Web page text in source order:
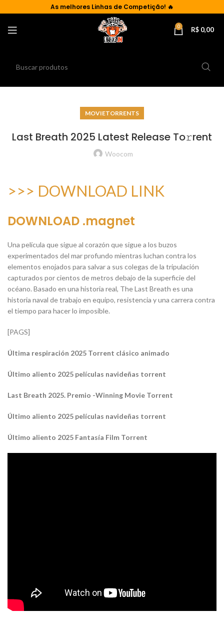
As melhores Linhas de Competição! 🔥
0 R$ 0,00
MOVIETORRENTS
Last Breath 2025 Latest Release To𝚛rent
Woocom
>>> DOWNLOAD LINK
DOWNLOAD .magnet
Una película que sigue al corazón que sigue a los buzos
experimentados del mar profundo mientras luchan contra los
elementos enojados para salvar a sus colegas de la tripulación
capturados por cientos de metros debajo de la superficie del
océano. Basado en una historia real, The Last Breath es una
historia naval de trabajo en equipo, resistencia y una carrera contra
el tiempo para hacer lo imposible.
[PAGS]
Última respiración 2025 Torrent clásico animado
Último aliento 2025 películas navideñas torrent
Last Breath 2025. Premio -Winning Movie Torrent
Último aliento 2025 películas navideñas torrent
Último aliento 2025 Fantasía Film Torrent